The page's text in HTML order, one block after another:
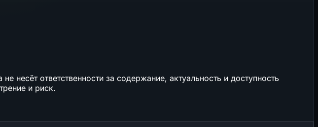
ответственности за содержание, актуальность и доступность
и риск.